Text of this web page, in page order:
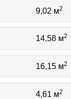
9,02 м2
14,58 м2
16,15 м2
4,61 м2